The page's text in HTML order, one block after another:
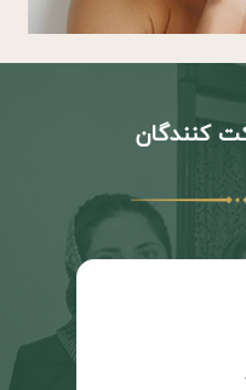
کنندگان